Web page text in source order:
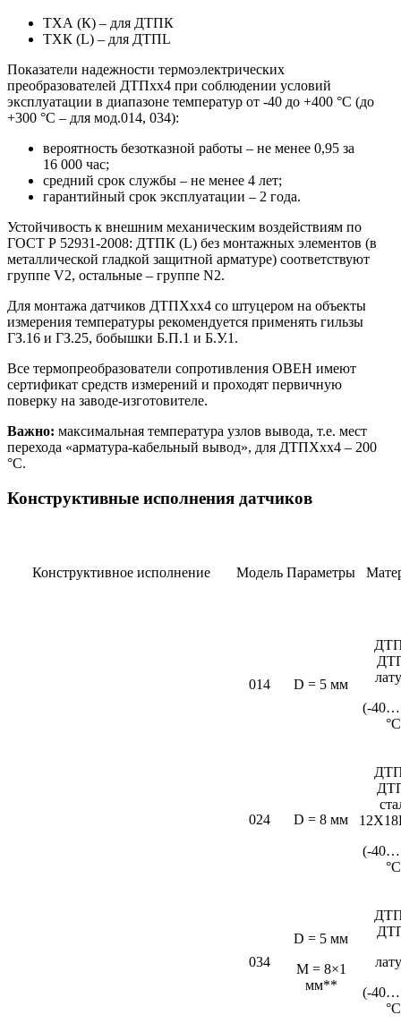
ТХА (К) – для ДТПК
ТХК (L) – для ДТПL
Показатели надежности термоэлектрических
преобразователей ДТПхх4 при соблюдении условий
эксплуатации в диапазоне температур от -40 до +400 °С (до
+300 °С – для мод.014, 034):
вероятность безотказной работы – не менее 0,95 за
16 000 час;
средний срок службы – не менее 4 лет;
гарантийный срок эксплуатации – 2 года.
Устойчивость к внешним механическим воздействиям по
ГОСТ Р 52931-2008: ДТПК (L) без монтажных элементов (в
металлической гладкой защитной арматуре) соответствуют
группе V2, остальные – группе N2.
Для монтажа датчиков ДТПХхх4 со штуцером на объекты
измерения температуры рекомендуется применять гильзы
ГЗ.16 и ГЗ.25, бобышки Б.П.1 и Б.У.1.
Все термопреобразователи сопротивления ОВЕН имеют
сертификат средств измерений и проходят первичную
поверку на заводе-изготовителе.
Важно: максимальная температура узлов вывода, т.е. мест
перехода «арматура-кабельный вывод», для ДТПХхх4 – 200
°С.
Конструктивные исполнения датчиков
Конструктивное исполнение Модель Параметры
014 D = 5 мм
(-
024 D = 8 мм
(-
034
D = 5 мм
М = 8×1
мм**
(-